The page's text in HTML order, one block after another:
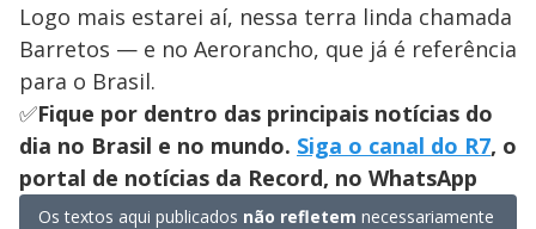
Logo mais estarei aí, nessa terra linda chamada
Barretos — e no Aerorancho, que já é referência
para o Brasil.
✅Fique por dentro das principais notícias do
dia no Brasil e no mundo. Siga o canal do R7, o
portal de notícias da Record, no WhatsApp
Os textos aqui publicados não refletem necessariamente